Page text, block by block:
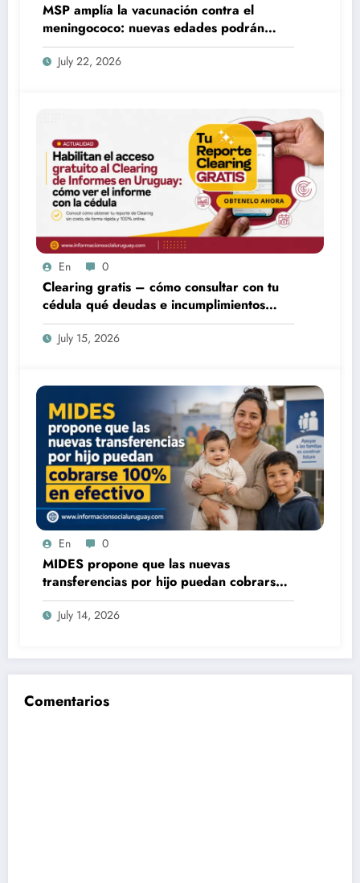
MSP amplía la vacunación contra el
meningococo: nuevas edades podrán
acceder desde fines de julio
July 22, 2026
En 0
Clearing gratis – cómo consultar con tu
cédula qué deudas e incumplimientos
tenés
July 15, 2026
En 0
MIDES propone que las nuevas
transferencias por hijo puedan cobrarse
100% en efectivo: qué cambiaría desde
2027July 14, 2026
Comentarios